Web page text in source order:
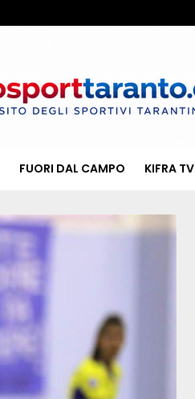
FUORI DAL CAMPO KIFRA TV